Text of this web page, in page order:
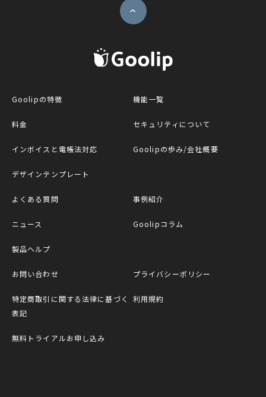
Goolipの特徴 機能一覧
料金 セキュリティについて
インボイスと電帳法対応 Goolipの歩み/会社概要
デザインテンプレート
よくある質問 事例紹介
ニュース Goolipコラム
製品ヘルプ
お問い合わせ プライバシーポリシー
特定商取引に関する法律に基づく
表記
利用規約
無料トライアルお申し込み